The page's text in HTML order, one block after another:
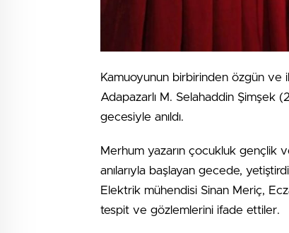
Kamuoyunun birbirinden özgün ve
Adapazarlı M. Selahaddin Şimşek
gecesiyle anıldı.
Merhum yazarın çocukluk gençlik
anılarıyla başlayan gecede,
Elektrik mühendisi Sinan Meriç,
tespit ve gözlemlerini ifade ettiler.